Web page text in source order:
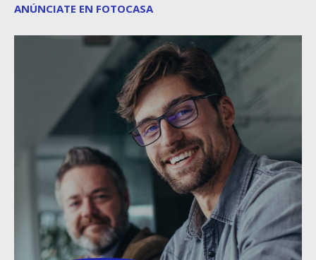
ANÚNCIATE EN FOTOCASA